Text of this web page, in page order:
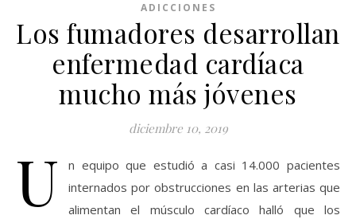
ADICCIONES
Los fumadores desarrollan
enfermedad cardíaca
mucho más jóvenes
diciembre 10, 2019
U
n equipo que estudió a casi 14.000 pacientes
internados por obstrucciones en las arterias que
alimentan el músculo cardíaco halló que los